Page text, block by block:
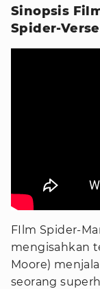
Sinopsis
Spider-
FIlm Spider-
mengisahkan
Moore)
seorang